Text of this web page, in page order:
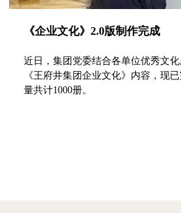
《企业文化》2.0版制作完成
近日，集团党委结合各单位优秀文
《王府井集团企业文化》内容，现
量共计1000册。